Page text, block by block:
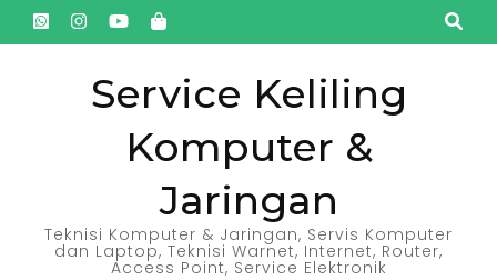
Lompat
ke
Service Keliling
Komputer &
Jaringan
Teknisi Komputer & Jaringan, Servis Komputer
dan Laptop, Teknisi Warnet, Internet, Router,
Access Point, Service Elektronik